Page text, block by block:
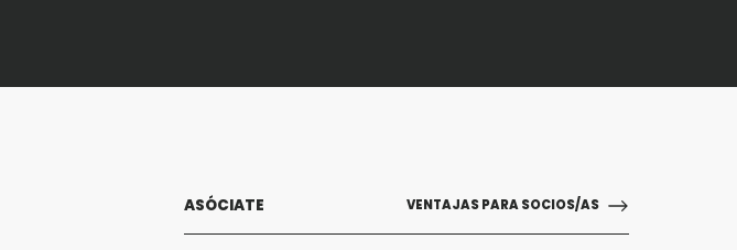
ASÓCIATE VENTAJAS PARA SOCIOS/AS